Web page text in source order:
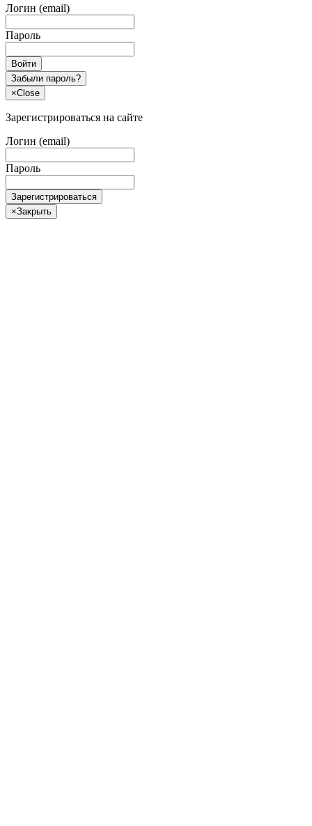
Логин (email)
Пароль
Войти
Забыли пароль?
×Close
Зарегистрироваться на сайте
Логин (email)
Пароль
Зарегистрироваться
×Закрыть